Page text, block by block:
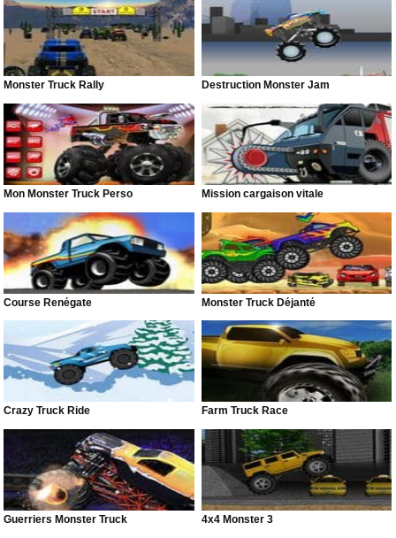
Monster Truck Rally Destruction Monster Jam
Mon Monster Truck Perso Mission cargaison vitale
Course Renégate Monster Truck Déjanté
Crazy Truck Ride Farm Truck Race
Guerriers Monster Truck 4x4 Monster 3